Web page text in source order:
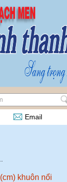
Email
khuôn nổi